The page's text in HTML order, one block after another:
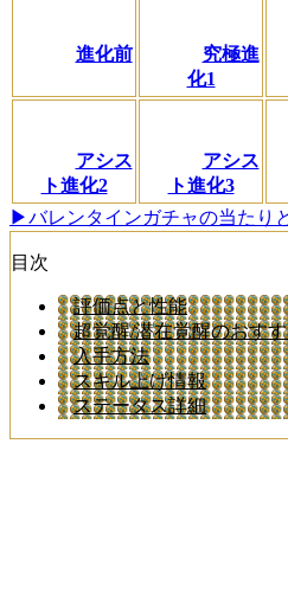
進化前
究極進
化1
アシス
ト進化2
アシス
ト進化3
▶バレンタインガチャの当たり
目次
評価点と性能
超覚醒/潜在覚醒のおす
入手方法
スキル上げ情報
ステータス詳細